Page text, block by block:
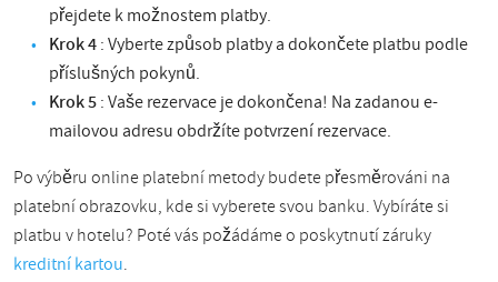
přejdete k možnostem platby.
Krok 4: Vyberte způsob platby a dokončete platbu podle
příslušných pokynů.
Krok 5: Vaše rezervace je dokončena! Na zadanou e-
mailovou adresu obdržíte potvrzení rezervace.
Po výběru online platební metody budete přesměrováni na
platební obrazovku, kde si vyberete svou banku. Vybíráte si
platbu v hotelu? Poté vás požádáme o poskytnutí záruky
kreditní kartou.